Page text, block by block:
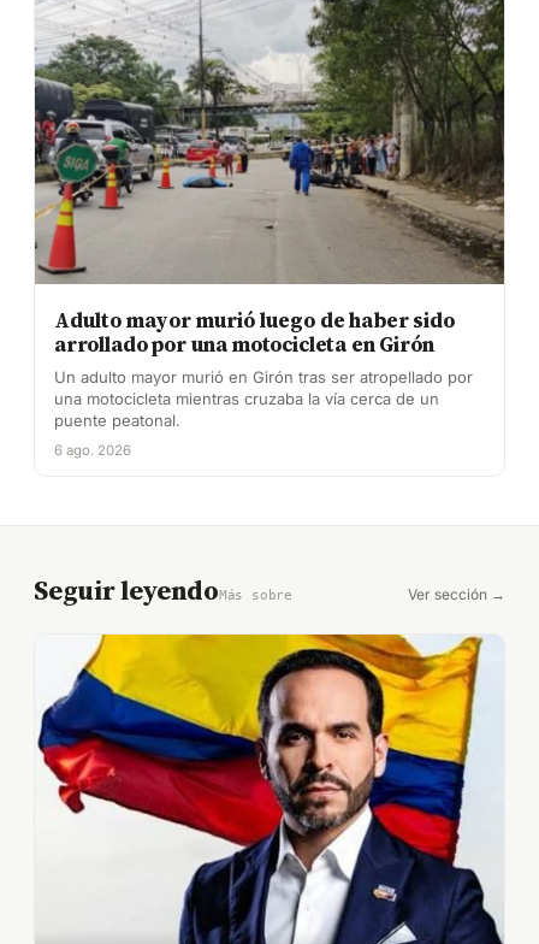
Adulto mayor murió luego de haber sido
arrollado por una motocicleta en Girón
Un adulto mayor murió en Girón tras ser atropellado por
una motocicleta mientras cruzaba la vía cerca de un
puente peatonal.
6 ago. 2026
Seguir leyendoMás sobre Ver sección →